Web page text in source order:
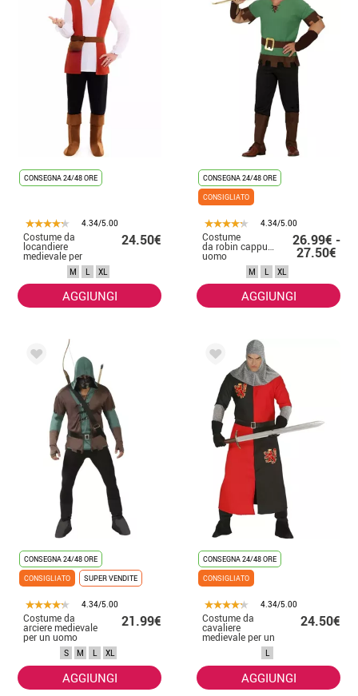
CONSEGNA 24/48 ORE
4.34/5.00
Costume da
locandiere
medievale per
24.50€
M L XL
AGGIUNGI
CONSEGNA 24/48 ORE
CONSIGLIATO
4.34/5.00
Costume
da robin cappuccio per
uomo
26.99€ -
27.50€
M L XL
AGGIUNGI
CONSEGNA 24/48 ORE
CONSIGLIATO
SUPER VENDITE
4.34/5.00
Costume da
arciere medievale
per un uomo
21.99€
S M L XL
AGGIUNGI
CONSEGNA 24/48 ORE
CONSIGLIATO
4.34/5.00
Costume da
cavaliere
medievale per un
24.50€
L
AGGIUNGI